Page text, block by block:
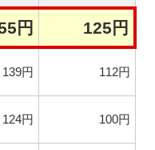
円 125円
139円 112円
124円 100円